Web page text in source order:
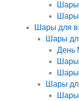
Шары
Шары
Шары для
Шары
День
Шары
Шары
Шары
Шары